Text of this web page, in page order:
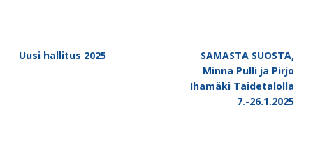
navigation
Uusi hallitus 2025
SAMASTA SUOSTA,
Minna Pulli ja Pirjo
Ihamäki Taidetalolla
7.-26.1.2025